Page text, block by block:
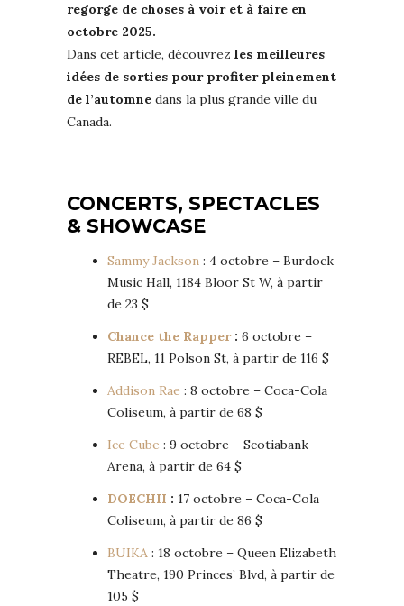
regorge de choses à voir et à faire en
octobre 2025.
Dans cet article, découvrez les meilleures
idées de sorties pour profiter pleinement
de l’automne dans la plus grande ville du
Canada.
CONCERTS, SPECTACLES
& SHOWCASE
Sammy Jackson : 4 octobre – Burdock
Music Hall, 1184 Bloor St W, à partir
de 23 $
Chance the Rapper: 6 octobre –
REBEL, 11 Polson St, à partir de 116 $
Addison Rae : 8 octobre – Coca-Cola
Coliseum, à partir de 68 $
Ice Cube : 9 octobre – Scotiabank
Arena, à partir de 64 $
DOECHII : 17 octobre – Coca-Cola
Coliseum, à partir de 86 $
BUIKA : 18 octobre – Queen Elizabeth
Theatre, 190 Princes’ Blvd, à partir de
105 $